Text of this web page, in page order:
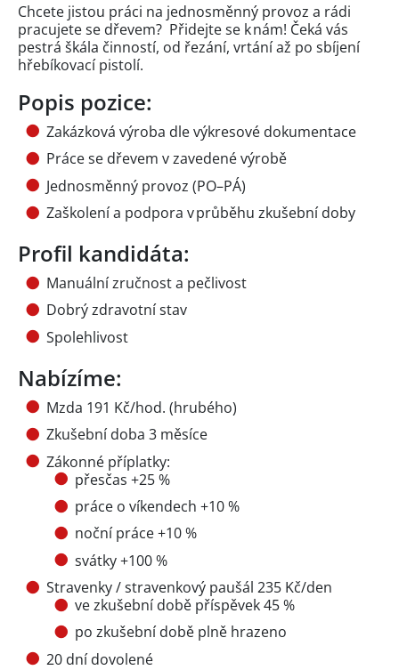
Chcete jistou práci na jednosměnný provoz a rádi
pracujete se dřevem? Přidejte se k nám! Čeká vás
pestrá škála činností, od řezání, vrtání až po sbíjení
hřebíkovací pistolí.
Popis pozice:
Zakázková výroba dle výkresové dokumentace
Práce se dřevem v zavedené výrobě
Jednosměnný provoz (PO–PÁ)
Zaškolení a podpora v průběhu zkušební doby
Profil kandidáta:
Manuální zručnost a pečlivost
Dobrý zdravotní stav
Spolehlivost
Nabízíme:
Mzda 191 Kč/hod. (hrubého)
Zkušební doba 3 měsíce
Zákonné příplatky:
přesčas +25 %
práce o víkendech +10 %
noční práce +10 %
svátky +100 %
Stravenky / stravenkový paušál 235 Kč/den
ve zkušební době příspěvek 45 %
po zkušební době plně hrazeno
20 dní dovolené